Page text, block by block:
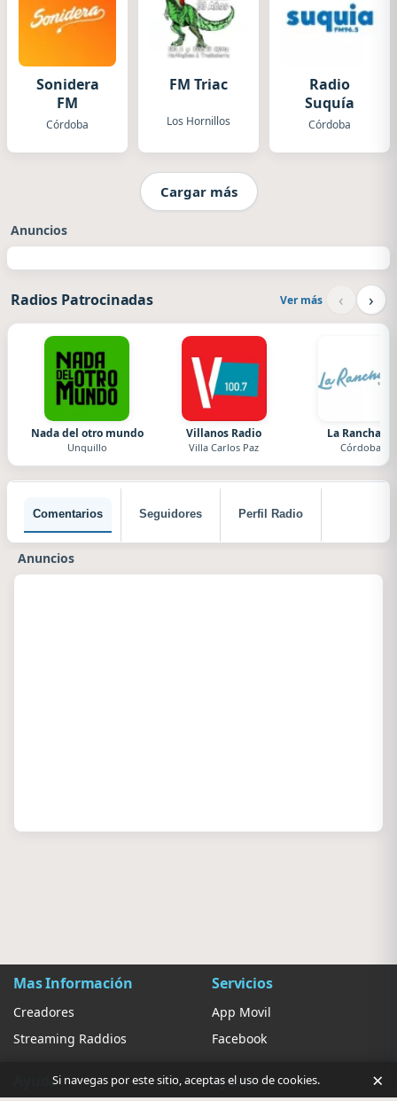
Sonidera
FM
Córdoba
FM Triac
Los Hornillos
Radio
Suquía
Córdoba
Cargar más
Anuncios
Radios Patrocinadas Ver más ‹ ›
Nada del otro mundo
Unquillo
Villanos Radio
Villa Carlos Paz
La Ranchada
Córdoba
Comentarios Seguidores Perfil Radio
Anuncios
Mas Información
Creadores
Streaming Raddios
Servicios
App Movil
Facebook
Ayuda Ajustes
Si navegas por este sitio, aceptas el uso de cookies. ×